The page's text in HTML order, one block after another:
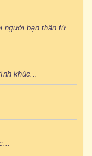
người bạn thân từ
khúc...